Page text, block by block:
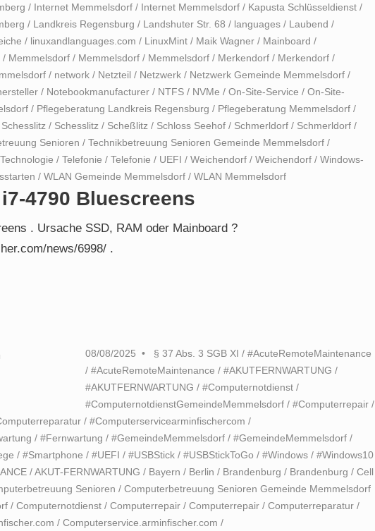
/ Internet Memmelsdorf / Internet Memmelsdorf / Kapusta Schlüsseldienst /
/ Landkreis Regensburg / Landshuter Str. 68 / languages / Laubend /
/ linuxandlanguages.com / LinuxMint / Maik Wagner / Mainboard /
/ Memmelsdorf / Memmelsdorf / Memmelsdorf / Merkendorf / Merkendorf /
/ network / Netzteil / Netzwerk / Netzwerk Gemeinde Memmelsdorf /
/ Notebookmanufacturer / NTFS / NVMe / On-Site-Service / On-Site-
/ Pflegeberatung Landkreis Regensburg / Pflegeberatung Memmelsdorf /
Schesslitz / Schesslitz / Scheßlitz / Schloss Seehof / Schmerldorf / Schmerldorf /
Senioren / Technikbetreuung Senioren Gemeinde Memmelsdorf /
Technologie / Telefonie / Telefonie / UEFI / Weichendorf / Weichendorf / Windows-
/ WLAN Gemeinde Memmelsdorf / WLAN Memmelsdorf
4790 Bluescreens
. Ursache SSD, RAM oder Mainboard ?
news/6998/ .
08/08/2025 § 37 Abs. 3 SGB XI /#AcuteRemoteMaintenance
/#AcuteRemoteMaintenance /#AKUTFERNWARTUNG /
#AKUTFERNWARTUNG /#Computernotdienst /
#ComputernotdienstGemeindeMemmelsdorf /#Computerrepair /
/ #Computerservicearminfischercom /
/ #Fernwartung / #GemeindeMemmelsdorf / #GemeindeMemmelsdorf /
/ #Smartphone / #UEFI / #USBStick / #USBStickToGo / #Windows / #Windows10
/AKUT-FERNWARTUNG / Bayern / Berlin / Brandenburg / Brandenburg / Cell
Senioren / Computerbetreuung Senioren Gemeinde Memmelsdorf
/ Computernotdienst / Computerrepair / Computerrepair / Computerreparatur /
/ Computerservice.arminfischer.com /